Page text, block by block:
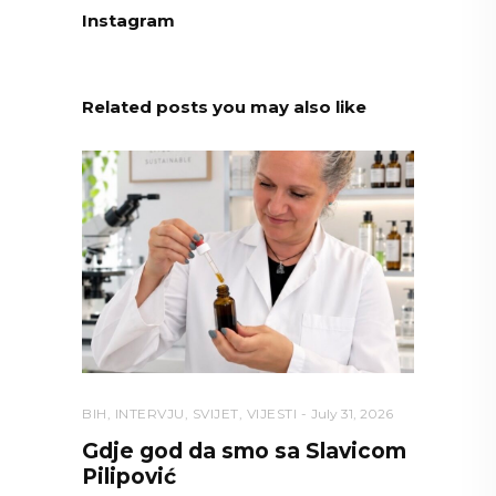
Instagram
Related posts you may also like
BIH INTERVJU SVIJET VIJESTI July 31, 2026
Gdje god da smo sa Slavicom
Pilipović